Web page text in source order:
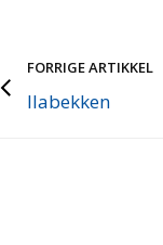
FORRIGE ARTIKKEL
Ilabekken